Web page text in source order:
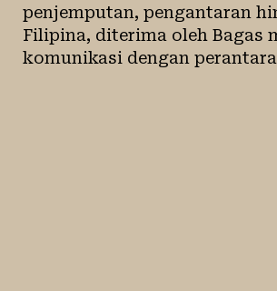
penjemputan, pengantaran
Filipina, diterima oleh Bagas
komunikasi dengan